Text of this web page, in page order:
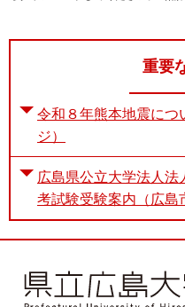
重要
令和８年熊本地震につ
ジ）
広島県公立大学法人
考試験受験案内（広島